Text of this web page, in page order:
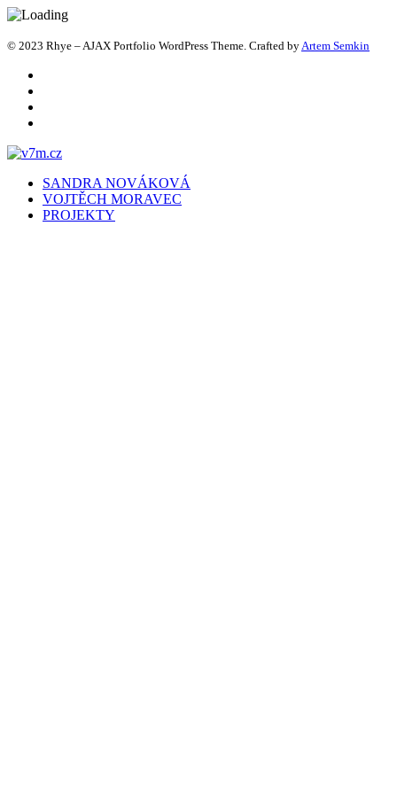
© 2023 Rhye – AJAX Portfolio WordPress Theme. Crafted byArtem Semkin
SANDRA NOVÁKOVÁ
VOJTĚCH MORAVEC
PROJEKTY